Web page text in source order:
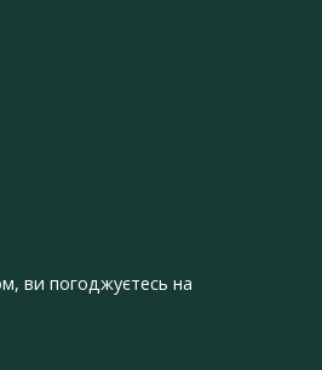
ви погоджуєтесь на